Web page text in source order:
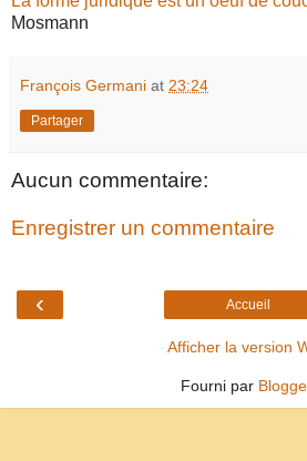
Mosmann
François Germani at 23:24
Partager
Aucun commentaire:
Enregistrer un commentaire
‹ Accueil
Afficher la version
Fourni par